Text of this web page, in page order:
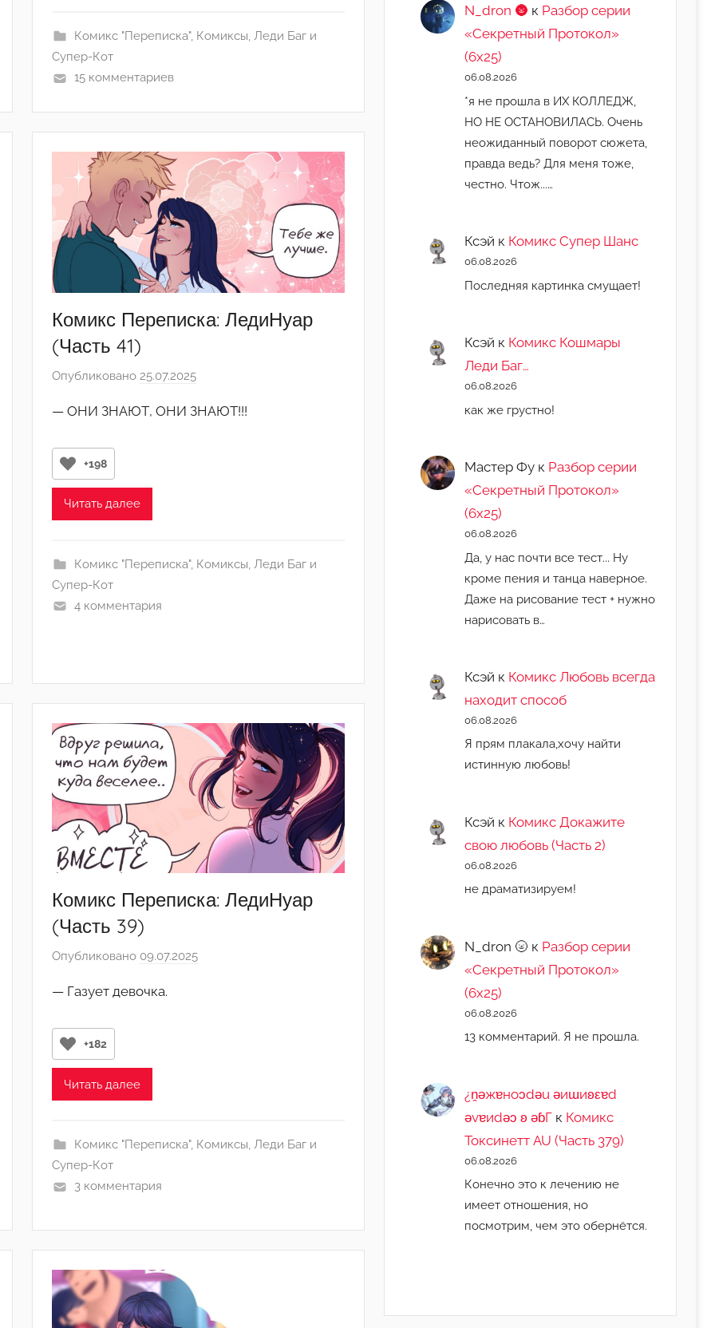
u
Комикс "Переписка", Комиксы, Леди Баг и
Супер-Кот
15 комментариев
Комикс Переписка: ЛедиНуар
(Часть 41)
Опубликовано 25.07.2025
т
l
— ОНИ ЗНАЮТ, ОНИ ЗНАЮТ!!!
+198
Читать далее
Комикс "Переписка", Комиксы, Леди Баг и
Супер-Кот
4 комментария
Комикс Переписка: ЛедиНуар
(Часть 39)
Опубликовано 09.07.2025
l
— Газует девочка.
+182
Читать далее
Комикс "Переписка", Комиксы, Леди Баг и
Супер-Кот
3 комментария
N_dron 🌚 к Разбор серии
«Секретный Протокол»
(6х25)
06.08.2026
*я не прошла в ИХ КОЛЛЕДЖ,
НО НЕ ОСТАНОВИЛАСЬ. Очень
неожиданный поворот сюжета,
правда ведь? Для меня тоже,
честно. Чтож...…
Ксэй к Комикс Супер Шанс
06.08.2026
Последняя картинка смущает!
Ксэй к Комикс Кошмары
Леди Баг…
06.08.2026
как же грустно!
Мастер Фу к Разбор серии
«Секретный Протокол»
(6х25)
06.08.2026
Да, у нас почти все тест... Ну
кроме пения и танца наверное.
Даже на рисование тест + нужно
нарисовать в…
Ксэй к Комикс Любовь всегда
находит способ
06.08.2026
Я прям плакала,хочу найти
истинную любовь!
Ксэй к Комикс Докажите
свою любовь (Часть 2)
06.08.2026
не драматизируем!
N_dron 🌝 к Разбор серии
«Секретный Протокол»
(6х25)
06.08.2026
13 комментарий. Я не прошла.
¿n̯ǝжɐноɔdǝu ǝиɯиʚεɐd
ǝvɐиdǝɔ ʚ ǝɓГ к Комикс
Токсинетт AU (Часть 379)
06.08.2026
Конечно это к лечению не
имеет отношения, но
посмотрим, чем это обернётся.